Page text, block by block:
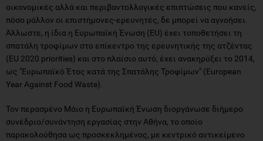
οικονομικές αλλά και περιβαντολλογικές επιπτώσεις που κανείς,
πόσο μάλλον οι επιστήμονες-ερευνητές, δε μπορεί να αγνοήσει.
Άλλωστε, η ίδια η Ευρωπαϊκή Ένωση (EU) έχει τοποθετήσει τη
σπατάλη τροφίμων στο επίκεντρο της ερευνητικής της ατζέντας
(EU 2020 priorities) και στο πλαίσιο αυτό, έχει ανακηρύξει το 2014,
ως "Ευρωπαϊκό Έτος κατά της Σπατάλης Τροφίμων" (European
Year Against Food Waste).
Τον περασμένο Μάιο η Ευρωπαϊκή Ένωση διοργάνωσε διήμερο
συνέδριο/συνάντηση εργασίας στην Αθήνα, το οποίο
παρακολούθησα ως προσκεκλημένος, με κεντρικό αντικείμενο